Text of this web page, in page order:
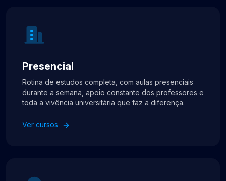
Presencial
Rotina de estudos completa, com aulas presenciais
durante a semana, apoio constante dos professores e
toda a vivência universitária que faz a diferença.
Ver cursos